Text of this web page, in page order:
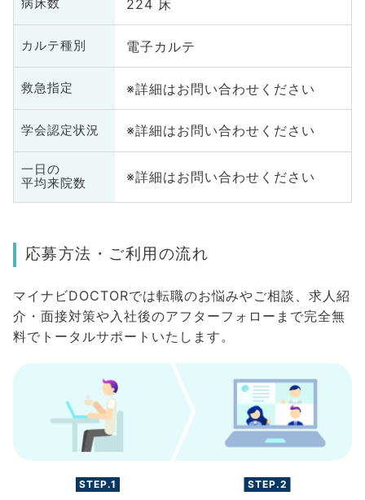
病床数 224 床
カルテ種別 電子カルテ
救急指定 ※詳細はお問い合わせください
学会認定状況 ※詳細はお問い合わせください
一日の
平均来院数
※詳細はお問い合わせください
応募方法・ご利用の流れ
マイナビDOCTORでは転職のお悩みやご相談、求人紹
介・面接対策や入社後のアフターフォローまで完全無
料でトータルサポートいたします。
STEP.1 STEP.2